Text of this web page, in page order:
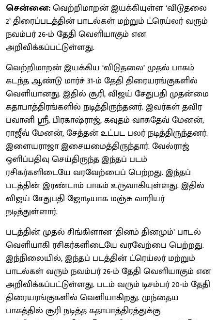
சென்னை:வெற்றிமாறன் இயக்கியுள்ள ‘விடுதலை
2’ திரைப்படத்தின் பாடல்கள் மற்றும் ட்ரெய்லர் வரும்
நவம்பர் 26-ம் தேதி வெளியாகும் என
அறிவிக்கப்பட்டுள்ளது.
வெற்றிமாறன் இயக்கிய ‘விடுதலை’ முதல் பாகம்
கடந்த ஆண்டு மார்ச் 31-ம் தேதி திரையரங்குகளில்
வெளியானது. இதில் சூரி, விஜய் சேதுபதி முதன்மை
கதாபாத்திரங்களில் நடித்திருந்தனர். இவர்கள் தவிர
பவானி ஸ்ரீ, பிரகாஷ்ராஜ், கவுதம் வாசுதேவ் மேனன்,
ராஜீவ் மேனன், சேத்தன் உட்பட பலர் நடித்திருந்தனர்.
இளையராஜா இசையமைத்திருந்தார். வேல்ராஜ்
ஒளிப்பதிவு செய்திருந்த இந்தப் படம்
ரசிகர்களிடையே வரவேற்பைப் பெற்றது. இந்தப்
படத்தின் இரண்டாம் பாகம் உருவாகியுள்ளது. இதில்
விஜய் சேதுபதி ஜோடியாக மஞ்சு வாரியர்
நடித்துள்ளார்.
படத்தின் முதல் சிங்கிளான ‘தினம் தினமும்’ பாடல்
வெளியாகி ரசிகர்களிடையே வரவேற்பை பெற்றது.
இந்நிலையில், இந்தப் படத்தின் ட்ரெய்லர் மற்றும்
பாடல்கள் வரும் நவம்பர் 26-ம் தேதி வெளியாகும் என
அறிவிக்கப்பட்டுள்ளது. படம் வரும் டிசம்பர் 20-ம் தேதி
திரையரங்குகளில் வெளியாகிறது. முந்தைய
பாகத்தில் சூரி நடித்த கதாபாத்திரத்துக்கு